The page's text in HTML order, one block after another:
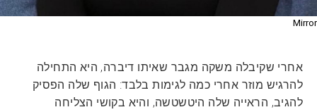
Mirror
אחרי שקיבלה משקה מגבר שאיתו דיברה, היא התחילה
להרגיש מוזר אחרי כמה לגימות בלבד: הגוף שלה הפסיק
להגיב, הראייה שלה היטשטשה, והיא בקושי הצליחה